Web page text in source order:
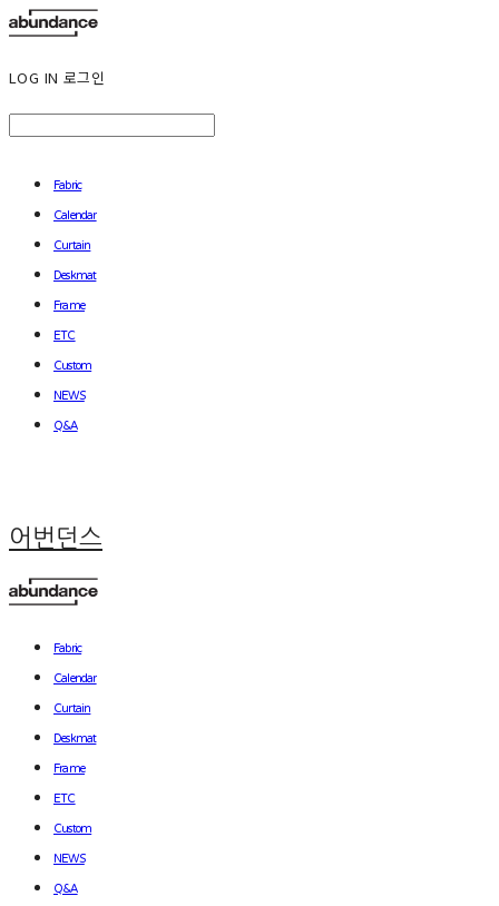
LOG IN 로그인
Fabric
Calendar
Curtain
Deskmat
Frame
ETC
Custom
NEWS
Q&A
어번던스
Fabric
Calendar
Curtain
Deskmat
Frame
ETC
Custom
NEWS
Q&A